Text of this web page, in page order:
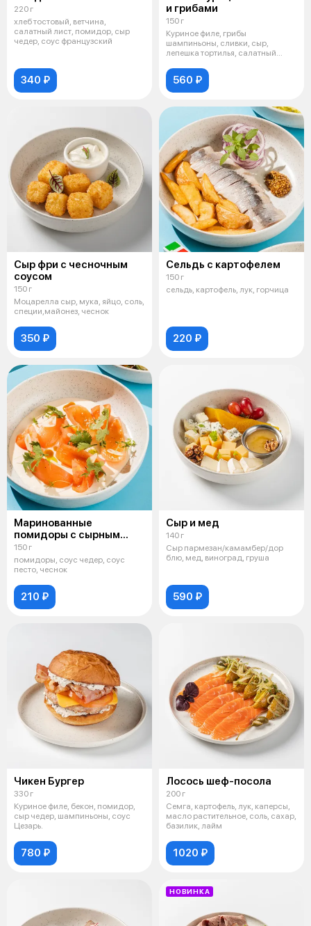
220 г
хлеб тостовый, ветчина,
салатный лист, помидор, сыр
чедер, соус французский
340 ₽
и грибами
150 г
Куриное филе, грибы
шампиньоны, сливки, сыр,
лепешка тортилья, салатный
560 ₽
Сыр фри с чесночным
соусом
150 г
Моцарелла сыр, мука, яйцо, соль,
специи,майонез, чеснок
350 ₽
Сельдь с картофелем
150 г
сельдь, картофель, лук, горчица
220 ₽
Маринованные
помидоры с сырным
муссом
150 г
помидоры, соус чедер, соус
песто, чеснок
210 ₽
Сыр и мед
140 г
Сыр пармезан/камамбер/дор
блю, мед, виноград, груша
590 ₽
Чикен Бургер
330 г
Куриное филе, бекон, помидор,
сыр чедер, шампиньоны, соус
Цезарь.
780 ₽
Лосось шеф-посола
200 г
Семга, картофель, лук, каперсы,
масло растительное, соль, сахар,
базилик, лайм
1020 ₽
НОВИНКА